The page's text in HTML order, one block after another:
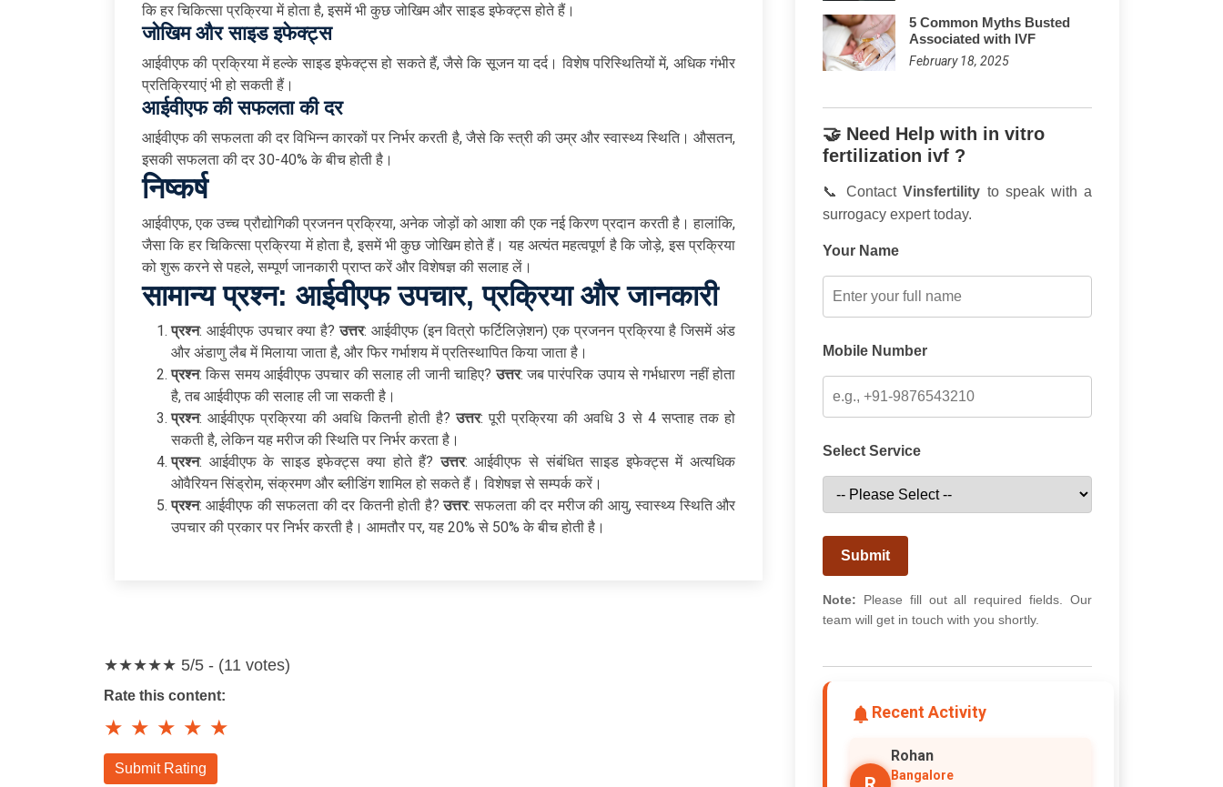
कि हर चिकित्सा प्रक्रिया में होता है, इसमें भी कुछ जोखिम और साइड इफेक्ट्स होते हैं।
जोखिम और साइड इफेक्ट्स
आईवीएफ की प्रक्रिया में हल्के साइड इफेक्ट्स हो सकते हैं, जैसे कि सूजन या दर्द। विशेष परिस्थितियों में, अधिक गंभीर
प्रतिक्रियाएं भी हो सकती हैं।
आईवीएफ की सफलता की दर
आईवीएफ की सफलता की दर विभिन्न कारकों पर निर्भर करती है, जैसे कि स्त्री की उम्र और स्वास्थ्य स्थिति। औसतन,
इसकी सफलता की दर 30-40% के बीच होती है।
निष्कर्ष
आईवीएफ, एक उच्च प्रौद्योगिकी प्रजनन प्रक्रिया, अनेक जोड़ों को आशा की एक नई किरण प्रदान करती है। हालांकि,
जैसा कि हर चिकित्सा प्रक्रिया में होता है, इसमें भी कुछ जोखिम होते हैं। यह अत्यंत महत्वपूर्ण है कि जोड़े, इस प्रक्रिया
को शुरू करने से पहले, सम्पूर्ण जानकारी प्राप्त करें और विशेषज्ञ की सलाह लें।
सामान्य प्रश्न: आईवीएफ उपचार, प्रक्रिया और जानकारी
प्रश्न: आईवीएफ उपचार क्या है?उत्तर: आईवीएफ (इन वित्रो फर्टिलिज़ेशन) एक प्रजनन प्रक्रिया है जिसमें अंड
और अंडाणु लैब में मिलाया जाता है, और फिर गर्भाशय में प्रतिस्थापित किया जाता है।
प्रश्न: किस समय आईवीएफ उपचार की सलाह ली जानी चाहिए?उत्तर: जब पारंपरिक उपाय से गर्भधारण नहीं होता
है, तब आईवीएफ की सलाह ली जा सकती है।
प्रश्न: आईवीएफ प्रक्रिया की अवधि कितनी होती है?उत्तर: पूरी प्रक्रिया की अवधि 3 से 4 सप्ताह तक हो
सकती है, लेकिन यह मरीज की स्थिति पर निर्भर करता है।
प्रश्न: आईवीएफ के साइड इफेक्ट्स क्या होते हैं?उत्तर: आईवीएफ से संबंधित साइड इफेक्ट्स में अत्यधिक
ओवैरियन सिंड्रोम, संक्रमण और ब्लीडिंग शामिल हो सकते हैं। विशेषज्ञ से सम्पर्क करें।
प्रश्न: आईवीएफ की सफलता की दर कितनी होती है?उत्तर: सफलता की दर मरीज की आयु, स्वास्थ्य स्थिति और
उपचार की प्रकार पर निर्भर करती है। आमतौर पर, यह 20% से 50% के बीच होती है।
★★★★★ 5/5 - (11 votes)
Rate this content:
★ ★ ★ ★ ★
Submit Rating
5 Common Myths Busted
Associated with IVF
February 18, 2025
🤝 Need Help with in vitro
fertilization ivf ?
📞 ContactVinsfertility to speak with a
surrogacy expert today.
Your Name
Mobile Number
Select Service
Submit
Note: Please fill out all required fields. Our
team will get in touch with you shortly.
Recent Activity
Rohan
Bangalore